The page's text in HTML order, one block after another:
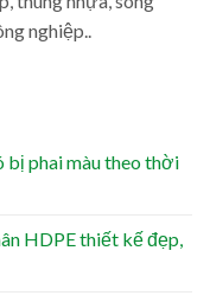
nghiệp..
bị phai màu theo thời
HDPE thiết kế đẹp,